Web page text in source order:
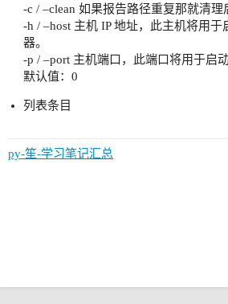
-c / –clean 如果报告路径重复那就清理
-h / –host 主机 IP 地址，此主机将用于
器。
-p / –port 主机端口，此端口将用于启
默认值：0
列表条目
py-笙-学习笔记汇总